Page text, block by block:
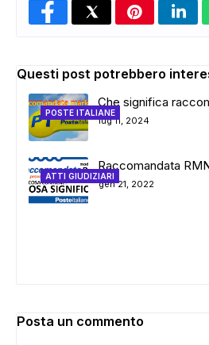
Questi post potrebbero
POSTE ITALIANE
Che significa
lug 11, 2024
ATTI GIUDIZIARI
Raccomandata
gen 21, 2022
Posta un commento